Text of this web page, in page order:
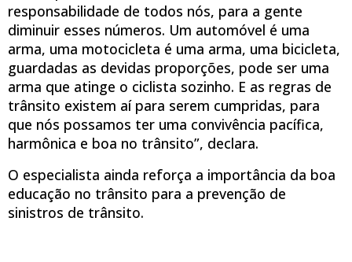
responsabilidade de todos nós, para a gente
diminuir esses números. Um automóvel é uma
arma, uma motocicleta é uma arma, uma bicicleta,
guardadas as devidas proporções, pode ser uma
arma que atinge o ciclista sozinho. E as regras de
trânsito existem aí para serem cumpridas, para
que nós possamos ter uma convivência pacífica,
harmônica e boa no trânsito”, declara.
O especialista ainda reforça a importância da boa
educação no trânsito para a prevenção de
sinistros de trânsito.